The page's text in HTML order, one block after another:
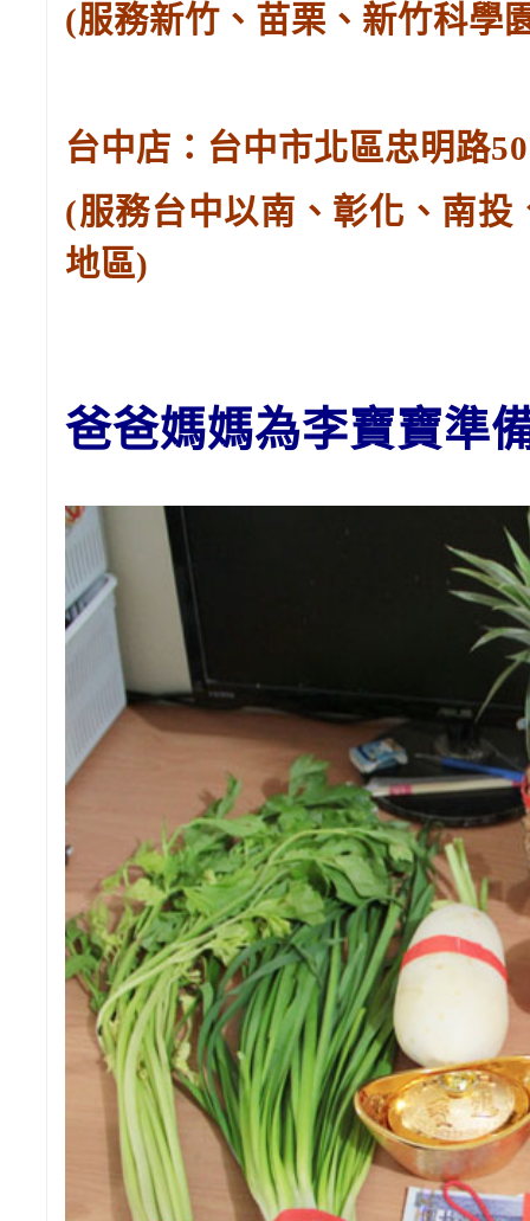
(服務新竹、苗栗、新竹科學
台中店：台中市北區忠明路
(服務台中以南、彰化、南
地區)
爸爸媽媽為李寶寶準